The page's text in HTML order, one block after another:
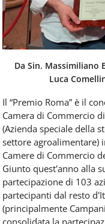
Da Sin. Massimiliano
Luca
Il “Premio Roma” è il
Camera di Commercio
(Azienda speciale della
settore agroalimentare)
Camere di Commercio
Giunto quest'anno alla
partecipazione di 103
partecipanti dal resto
(principalmente